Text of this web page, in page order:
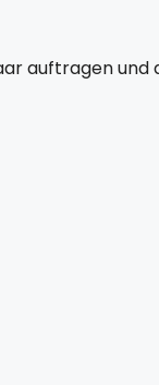
auftragen und